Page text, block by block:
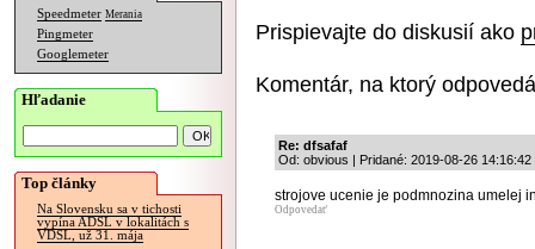
Speedmeter Merania
Pingmeter
Googlemeter
Hľadanie
Top články
Na Slovensku sa v tichosti
vypína ADSL v lokalitách s
VDSL, už 31. mája
Prispievajte do diskusií ako
Komentár, na ktorý
Re: dfsafaf
Od: obvious | Pridané: 2019-08-26 14:16:42
strojove ucenie je podmnozina umelej
Odpovedať